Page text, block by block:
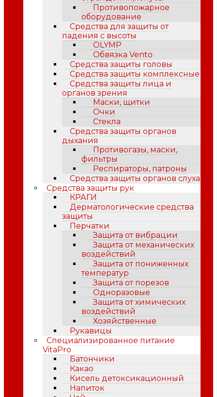
Противопожарное
оборудование
Средства для защиты от
падения с высоты
OLYMP
Обвязка Vento
Средства защиты головы
Средства защиты комплексные
Средства защиты лица и
органов зрения
Маски, щитки
Очки
Стекла
Средства защиты органов
дыхания
Противогазы, маски,
фильтры
Респираторы, патроны
Средства защиты органов слуха
Средства защиты рук
КРАГИ
Дерматологические средства
защиты
Перчатки
Защита от вибрации
Защита от механических
воздействий
Защита от пониженных
температур
Защита от порезов
Одноразовые
Защита от химических
воздействий
Хозяйственные
Рукавицы
Специализированное питание
VitaPro
Батончики
Какао
Кисель детоксикационный
Напиток